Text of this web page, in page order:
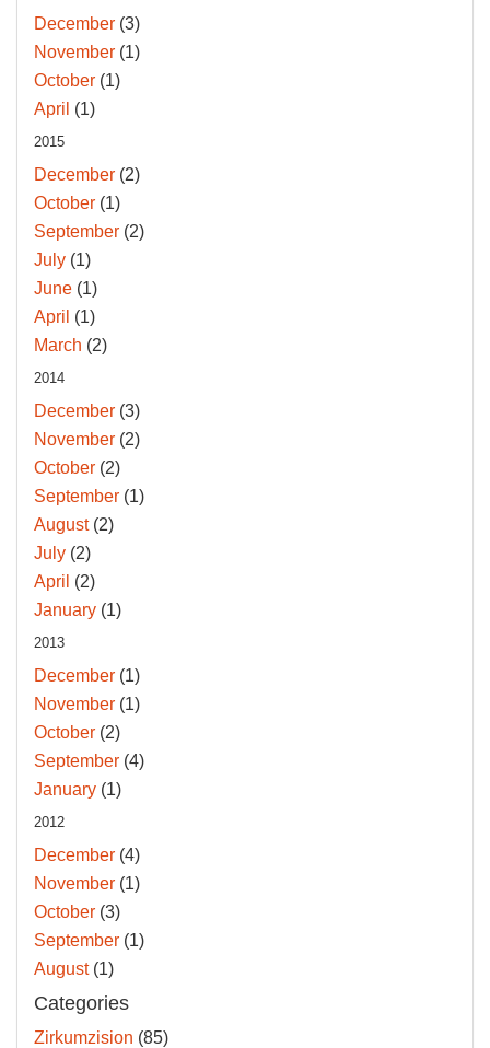
December (3)
November (1)
October (1)
April (1)
2015
December (2)
October (1)
September (2)
July (1)
June (1)
April (1)
March (2)
2014
December (3)
November (2)
October (2)
September (1)
August(2)
July (2)
April (2)
January (1)
2013
December (1)
November (1)
October (2)
September (4)
January (1)
2012
December (4)
November (1)
October (3)
September (1)
August(1)
Categories
Zirkumzision (85)